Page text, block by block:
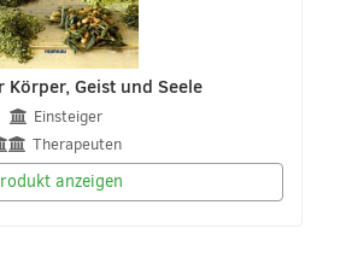
Körper, Geist und Seele
Einsteiger
Therapeuten
anzeigen